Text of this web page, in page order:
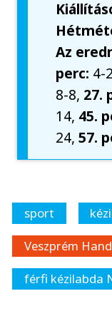
Az
perc: 4-
8-8, 27.
14, 45.
24,57.
sport
Veszprém
férfi kézilabda